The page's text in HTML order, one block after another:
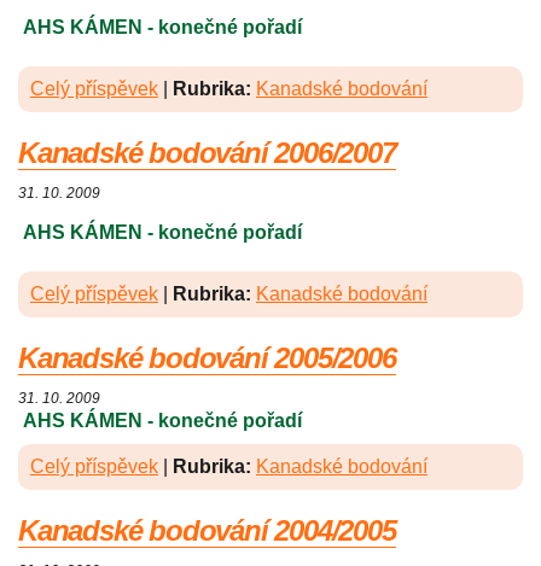
AHS KÁMEN - konečné pořadí
Celý příspěvek Rubrika: Kanadské bodování
Kanadské bodování 2006/2007
31. 10. 2009
AHS KÁMEN - konečné pořadí
Celý příspěvek Rubrika: Kanadské bodování
Kanadské bodování 2005/2006
31. 10. 2009
AHS KÁMEN - konečné pořadí
Celý příspěvek Rubrika: Kanadské bodování
Kanadské bodování 2004/2005